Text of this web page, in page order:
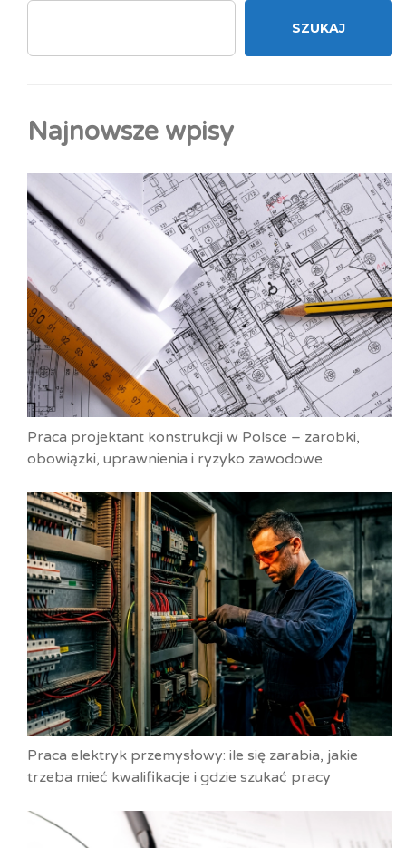
SZUKAJ
Najnowsze wpisy
Praca projektant konstrukcji w Polsce – zarobki,
obowiązki, uprawnienia i ryzyko zawodowe
Praca elektryk przemysłowy: ile się zarabia, jakie
trzeba mieć kwalifikacje i gdzie szukać pracy